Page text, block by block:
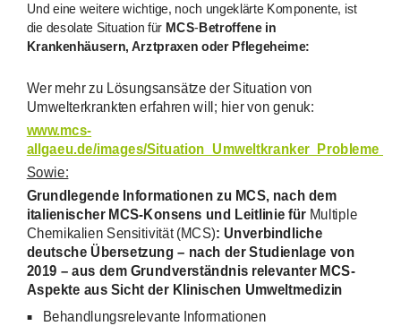
Und eine weitere wichtige, noch ungeklärte Komponente, ist
die desolate Situation für MCS-Betroffene in
Krankenhäusern, Arztpraxen oder Pflegeheime:
Wer mehr zu Lösungsansätze der Situation von
Umwelterkrankten erfahren will; hier von genuk:
www.mcs-
allgaeu.de/images/
Sowie:
Grundlegende Informationen zu MCS, nach dem
italienischer MCS-Konsens und Leitlinie für Multiple
Chemikalien Sensitivität (MCS): Unverbindliche
deutsche Übersetzung – nach der Studienlage von
2019 – aus dem Grundverständnis relevanter MCS-
Aspekte aus Sicht der Klinischen Umweltmedizin
Behandlungsrelevante Informationen